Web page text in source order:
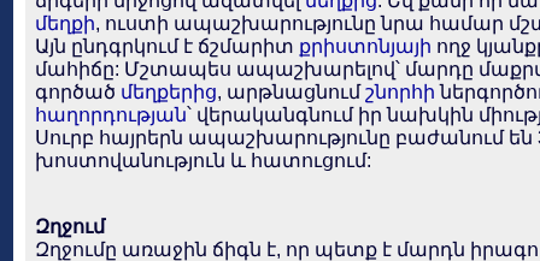
մեղքի, ուստի ապաշխարությունը նրա համար
Այն ընդգրկում է ճշմարիտ քրիստոնյայի ողջ
մահիճը: Մշտապես ապաշխարելով՝ մարդը
գործած մեղքերից, արթնացնումշնորհի
հաղորդության՝ վերականգնում իր նախկին
Սուրբ հայրերն ապաշխարությունը բաժանում են
խոստովանություն և հատուցում:
Զղջում
Զղջումը առաջին ճիգն է, որ պետք է մարդն